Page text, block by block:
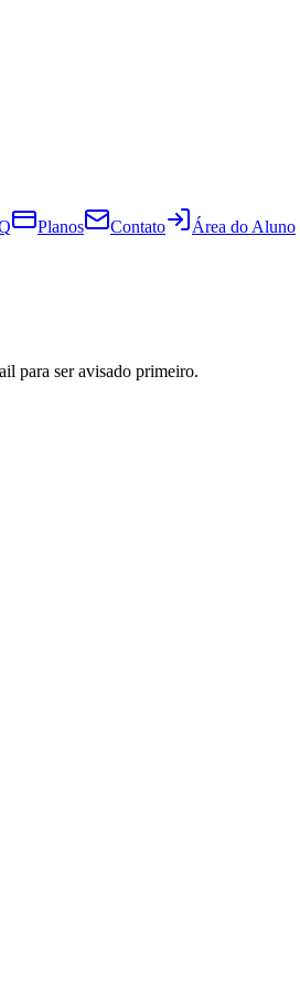
Planos Contato Área do Aluno
para ser avisado primeiro.